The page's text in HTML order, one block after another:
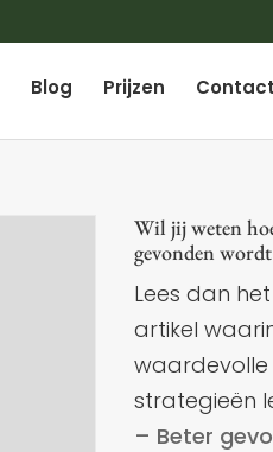
Blog Prijzen Contact
Wil jij weten
gevonden
Lees dan
artikel
waardevolle
strategieën
– Beter